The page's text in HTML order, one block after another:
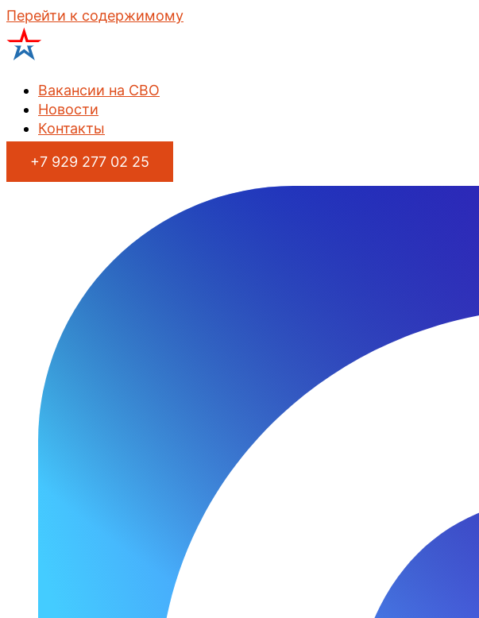
Перейти к содержимому
Вакансии на СВО
Новости
Контакты
+7 929 277 02 25